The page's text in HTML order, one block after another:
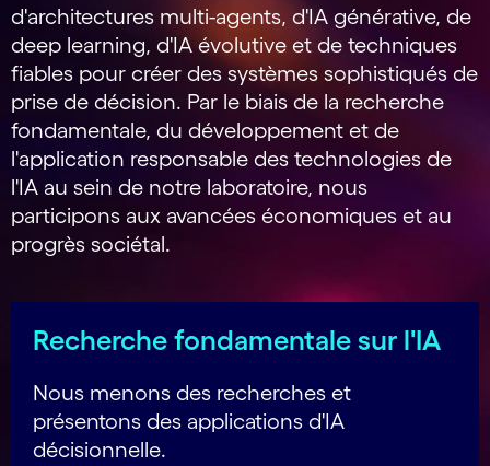
d'architectures multi-agents, d'IA générative, de
deep learning, d'IA évolutive et de techniques
fiables pour créer des systèmes sophistiqués de
prise de décision. Par le biais de la recherche
fondamentale, du développement et de
l'application responsable des technologies de
l'IA au sein de notre laboratoire, nous
participons aux avancées économiques et au
progrès sociétal.
Recherche fondamentale sur l'IA
Nous menons des recherches et
présentons des applications d'IA
décisionnelle.